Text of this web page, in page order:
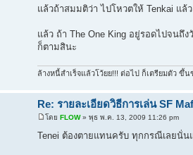
แล้วถ้าสมมติว่า ไปโหวตให้ Tenkai แล้
แล้ว ถ้า The One King อยู่รอดไปจนถึ
ก็ตามสินะ
ล้างหนี้สำเร็จแล้วโว้ยย!!! ต่อไป ก็เตรียมตัว ขึ้
Re: รายละเอียดวิธีการเล่น SF
โดย FLOW» พุธ พ.ค. 13, 2009 11:26 pm
Tenei ต้องตายแทนครับ ทุกกรณีเลยนั่น